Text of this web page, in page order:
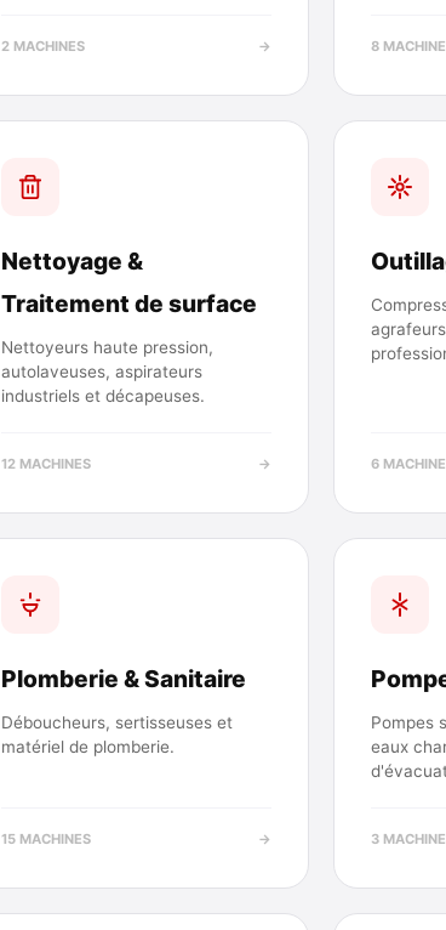
2 MACHINES → 8
Nettoyage &
Traitement de surface
Nettoyeurs haute pression,
autolaveuses, aspirateurs
industriels et décapeuses.
12 MACHINES → 6
Plomberie & Sanitaire
Déboucheurs, sertisseuses et
matériel de plomberie.
15 MACHINES →
Pompes
eaux
3